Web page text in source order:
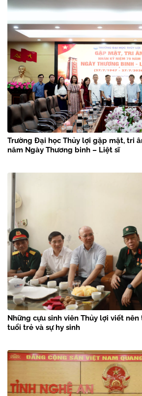
Trường Đại học Thủy lợi gặp mặt, tri
năm Ngày Thương binh – Liệt sĩ
Những cựu sinh viên Thủy lợi viết
tuổi trẻ và sự hy sinh